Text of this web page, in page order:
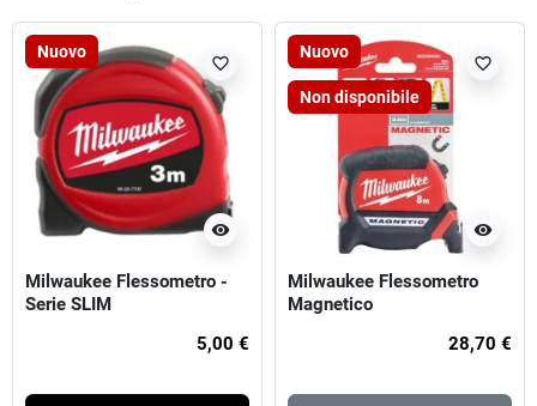
Nuovo
visibility
favorite_border
Milwaukee Flessometro -
Serie SLIM
5,00 €
Nuovo
Non disponibile
visibility
favorite_border
Milwaukee Flessometro
Magnetico
28,70 €